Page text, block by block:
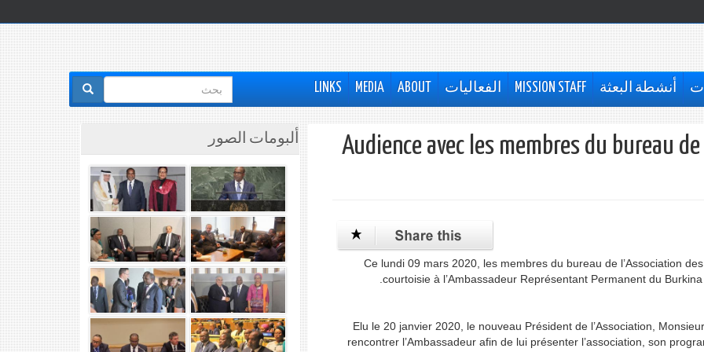
أنشطة البعثة MISSION STAFF الفعاليات ABOUT
MEDIA
LINKS
استمارة
البحث
Audience avec les membres du bureau
Ce lundi 09 mars 2020, les membres du bureau de l’Association
courtoisie à l’Ambassadeur Représentant Permanent du
Elu le 20 janvier 2020, le nouveau Président de l’Association,
rencontrer l’Ambassadeur afin de lui présenter l’association, son
ألبومات الصور